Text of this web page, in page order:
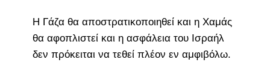
Η Γάζα θα αποστρατικοποιηθεί και η Χαμάς
θα αφοπλιστεί και η ασφάλεια του Ισραήλ
δεν πρόκειται να τεθεί πλέον εν αμφιβόλω.